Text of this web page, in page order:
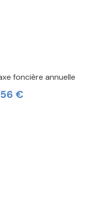
foncière annuelle
€